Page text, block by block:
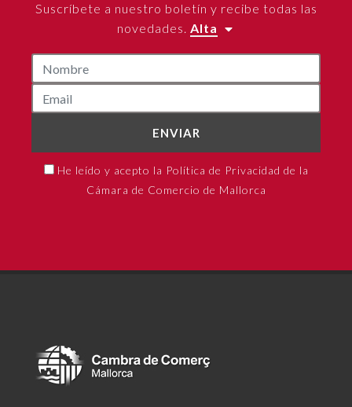
Suscríbete a nuestro boletín y recibe todas las
novedades. Alta
ENVIAR
He leído y acepto la Política de Privacidad de la
Cámara de Comercio de Mallorca